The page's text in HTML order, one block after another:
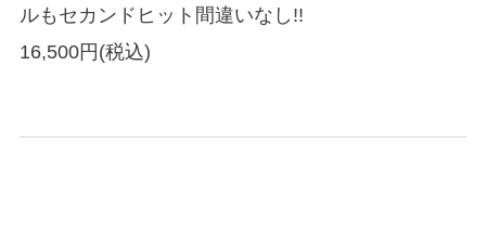
ルもセカンドヒット間違いなし!!
16,500円(税込)